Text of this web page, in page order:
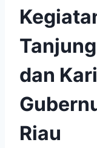
dan
Riau